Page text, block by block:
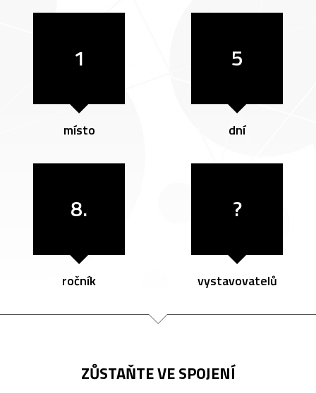
1
místo
5
dní
8.
ročník
?
vystavovatelů
ZŮSTAŇTE VE SPOJENÍ